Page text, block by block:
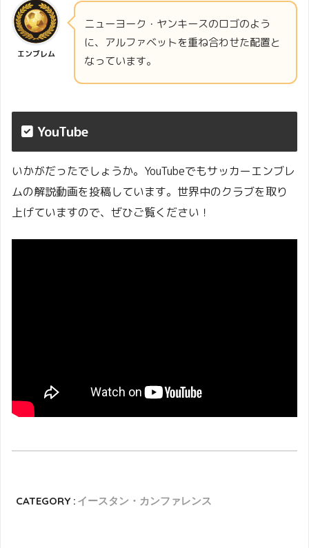
エンブレム
ニューヨーク・ヤンキースのロゴのよう
に、アルファベットを重ね合わせた配置と
なっています。
YouTube
いかがだったでしょうか。YouTubeでもサッカーエンブレ
ムの解説動画を投稿しています。世界中のクラブを取り
上げていますので、ぜひご覧ください！
CATEGORY : イースタン・カンファレンス